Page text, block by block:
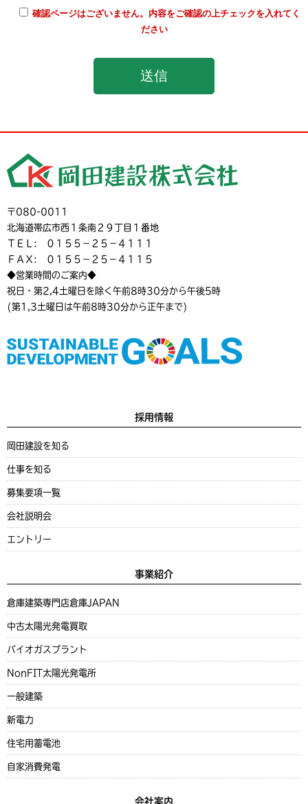
確認ページはございません。内容をご確認の上チェックを入れてく
ださい
〒080-0011
北海道帯広市西１条南２９丁目１番地
ＴＥＬ: ０１５５－２５－４１１１
ＦＡＸ: ０１５５－２５－４１１５
◆営業時間のご案内◆
祝日・第2,4土曜日を除く午前8時30分から午後5時
(第1,3土曜日は午前8時30分から正午まで)
採用情報
岡田建設を知る
仕事を知る
募集要項一覧
会社説明会
エントリー
事業紹介
倉庫建築専門店倉庫JAPAN
中古太陽光発電買取
バイオガスプラント
NonFIT太陽光発電所
一般建築
新電力
住宅用蓄電池
自家消費発電
会社案内